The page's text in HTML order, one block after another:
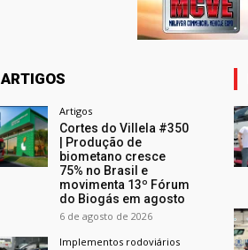
ARTIGOS
Artigos
Cortes do Villela #350
| Produção de
biometano cresce
75% no Brasil e
movimenta 13º Fórum
do Biogás em agosto
6 de agosto de 2026
Implementos rodoviários